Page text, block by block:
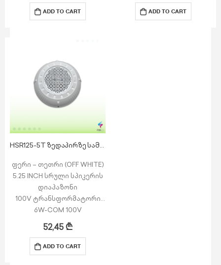
ჰორიზონტალური: 120
გრადუსი
წნევა: 90dB
მასტერკარტონის…
ADD TO CART ADD TO CART
HSR125-5T ზედაპირზე სამონტაჟო დინამიკი
ფერი – თეთრი (OFF WHITE)
5.25 INCH სრული სპიკერის
დიაპაზონი
100V ტრანსფორმატორი
6W-COM 100V
მაქსიმალური სიმძლავრე:
10W
დიაპაზონი: 6W-3W-1.5W
სიხშირე (±3dB): 65Hz-16kHz
52,45₾
ADD TO CART